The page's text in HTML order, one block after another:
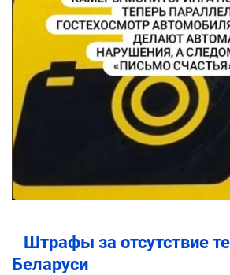
Штрафы за отсутствие
Беларуси